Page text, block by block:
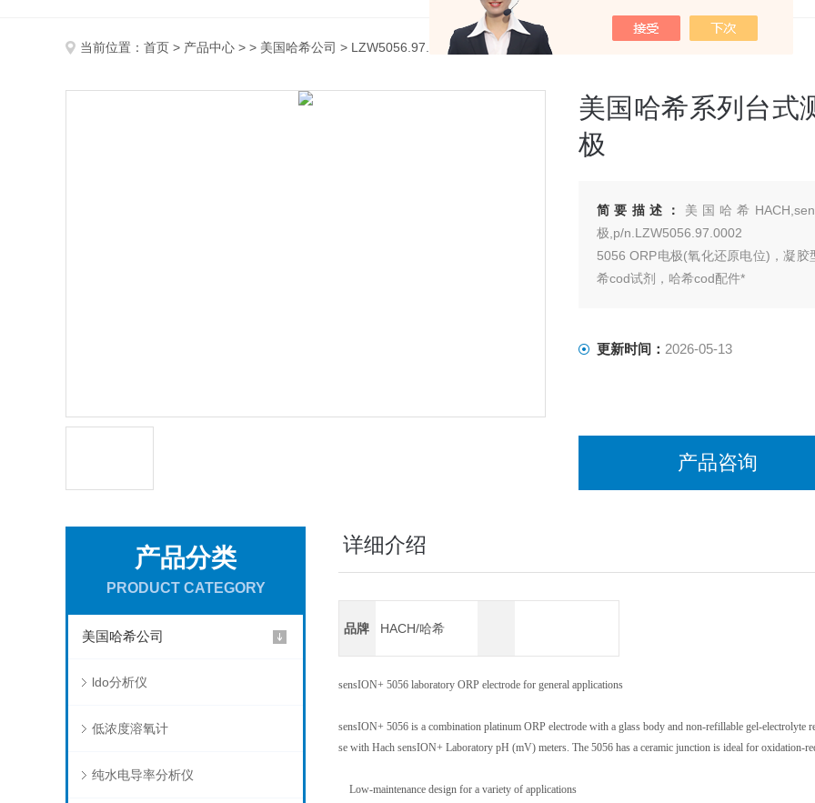
当前位置： 首页 > 产品中心 > > 美国哈希公司 > LZW5056.97.0002美国哈希系列台式测定仪配套电极,5056 ORP电极
美国哈希系列台式
极
简要描述： 美国哈希
极,p/n.LZW5056.97.0002
5056 ORP电极(氧化还原电位)，凝
希cod试剂，哈希cod配件*
更新时间： 2026-05-13
产品咨询
产品分类
PRODUCT CATEGORY
美国哈希公司
ldo分析仪
低浓度溶氧计
纯水电导率分析仪
详细介绍
品牌 HACH/哈希
sensION+ 5056 laboratory ORP electrode for general applications
sensION+ 5056 is a combination platinum ORP electrode with a glass body and non-refillable gel-electrolyte
se with Hach sensION+ Laboratory pH (mV) meters. The 5056 has a ceramic junction is ideal for oxidation-
Low-maintenance design for a variety of applications